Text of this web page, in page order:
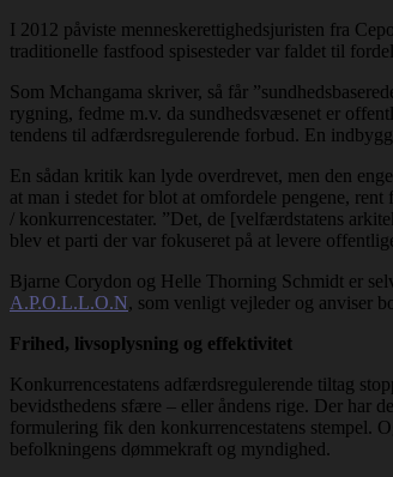
I 2012 påviste menneskerettighedsjuristen fra
traditionelle fastfood spisesteder var faldet til
Som Mchangama skriver, så får
rygning, fedme m.v. da sundhedsvæsenet er
tendens til adfærdsregulerende forbud. En
En sådan kritik kan lyde overdrevet, men den
at man i stedet for blot at omfordele pengene,
/ konkurrencestater. ”Det, de [velfærdstatens
blev et parti der var fokuseret på at levere
Bjarne Corydon og Helle Thorning Schmidt er
A.P.O.L.L.O.N, som venligt vejleder og anviser
Frihed, livsoplysning og effektivitet
Konkurrencestatens adfærdsregulerende tiltag
bevidsthedens sfære – eller åndens rige. Der har
formulering fik den konkurrencestatens stempel.
befolkningens dømmekraft og myndighed.